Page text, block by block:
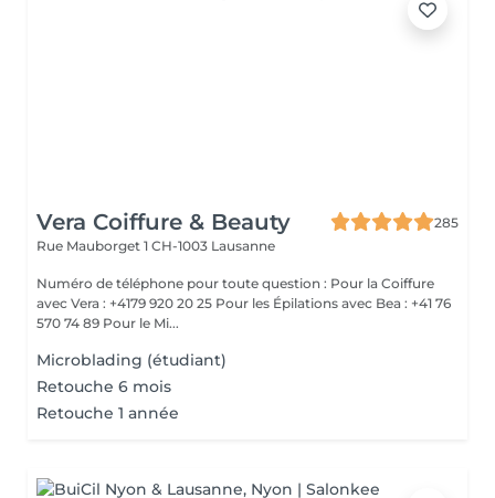
Vera Coiffure & Beauty
285
Rue Mauborget 1 CH-1003 Lausanne
Numéro de téléphone pour toute question : Pour la Coiffure
avec Vera : +4179 920 20 25 Pour les Épilations avec Bea : +41 76
570 74 89 Pour le Mi...
Microblading (étudiant)
Retouche 6 mois
Retouche 1 année